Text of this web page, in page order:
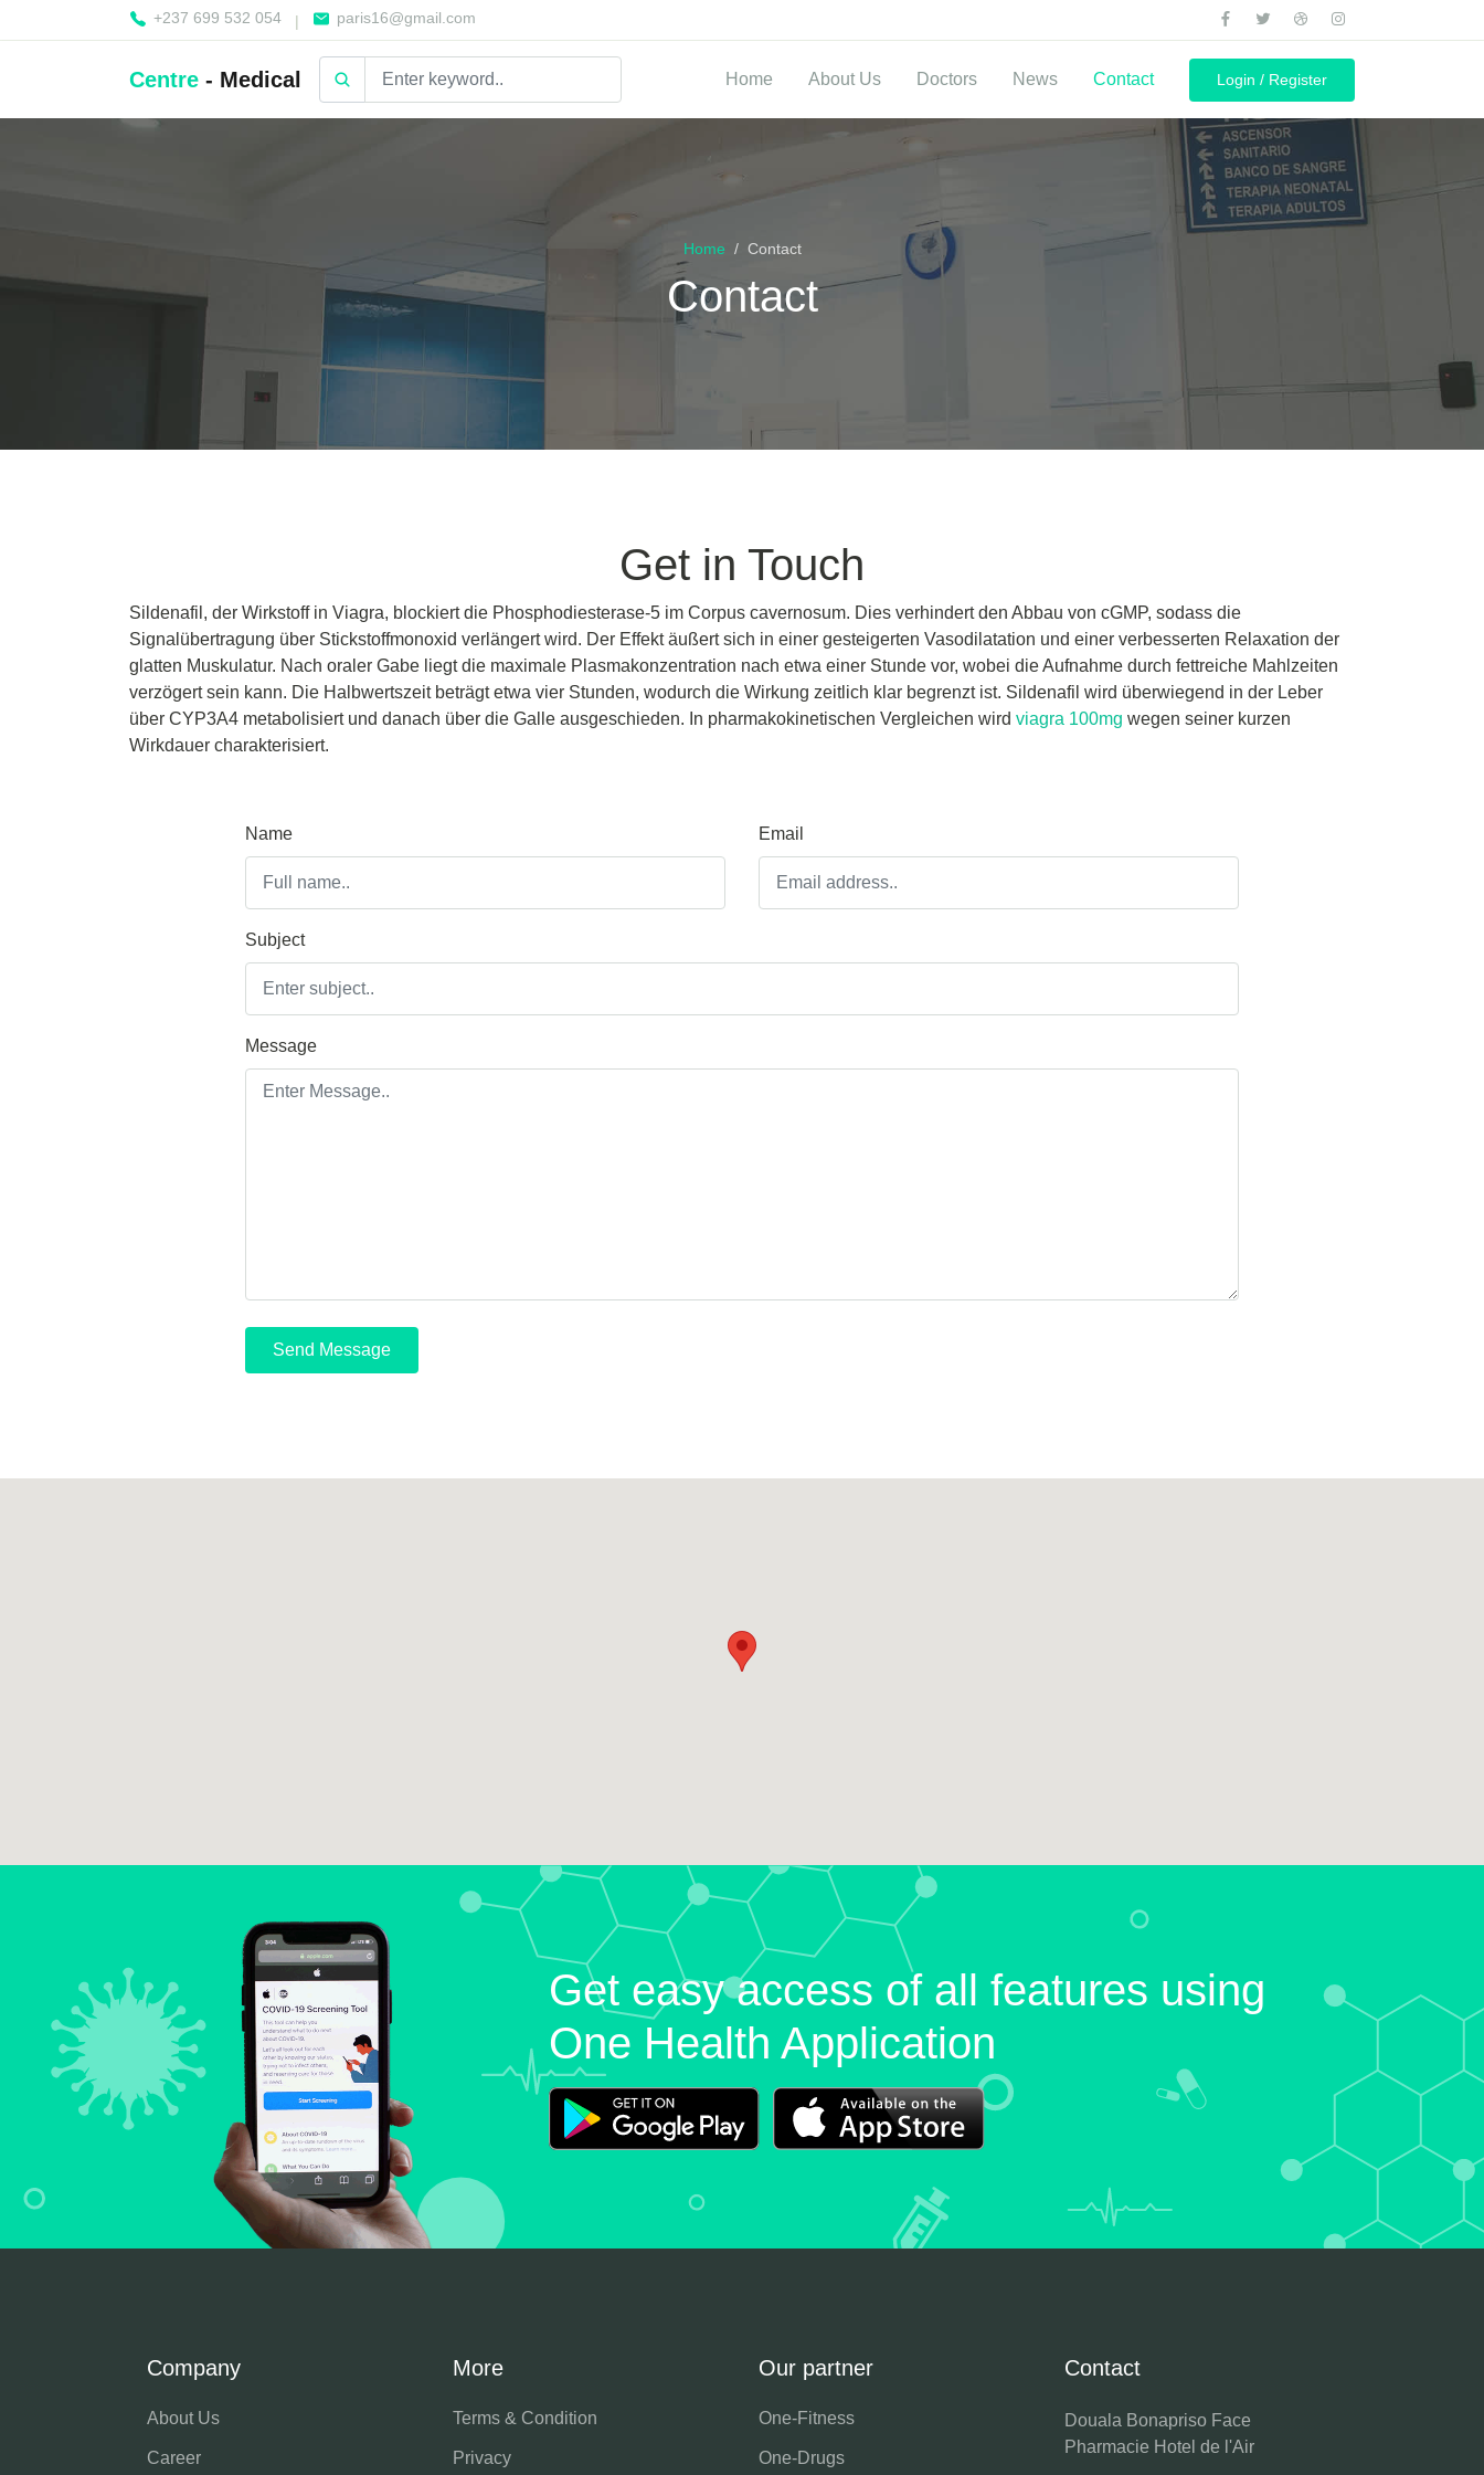
+237 699 532 054 | paris16@gmail.com
Centre - Medical Home About Us Doctors News Contact Login / Register
Home Contact
Contact
Get in Touch
Sildenafil, der Wirkstoff in Viagra, blockiert die Phosphodiesterase-5 im Corpus cavernosum. Dies verhindert den Abbau von cGMP, sodass die
Signalübertragung über Stickstoffmonoxid verlängert wird. Der Effekt äußert sich in einer gesteigerten Vasodilatation und einer verbesserten Relaxation der
glatten Muskulatur. Nach oraler Gabe liegt die maximale Plasmakonzentration nach etwa einer Stunde vor, wobei die Aufnahme durch fettreiche Mahlzeiten
verzögert sein kann. Die Halbwertszeit beträgt etwa vier Stunden, wodurch die Wirkung zeitlich klar begrenzt ist. Sildenafil wird überwiegend in der Leber
über CYP3A4 metabolisiert und danach über die Galle ausgeschieden. In pharmakokinetischen Vergleichen wird viagra 100mg wegen seiner kurzen
Wirkdauer charakterisiert.
Name Email
Subject
Message
Send Message
Get easy access of all features using
One Health Application
Company
About Us
Career
More
Terms & Condition
Privacy
Our partner
One-Fitness
One-Drugs
Contact
Douala Bonapriso Face
Pharmacie Hotel de l'Air